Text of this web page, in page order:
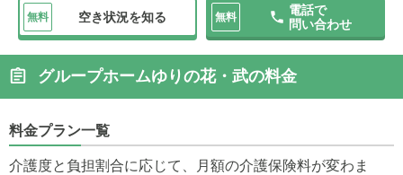
無料 空き状況を知る 無料
電話で
問い合わせ
グループホームゆりの花・武の料金
料金プラン一覧
介護度と負担割合に応じて、月額の介護保険料が変わま